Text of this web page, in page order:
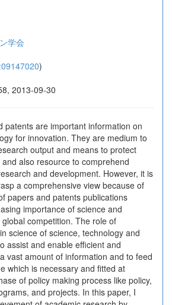
学会
)
2013-09-30
patents are important information on
for innovation. They are medium to
output and means to protect
also resource to comprehend
and development. However, it is
a comprehensive view because of
papers and patents publications
importance of science and
competition. The role of
science of science, technology and
assist and enable efficient and
vast amount of information and to feed
which is necessary and fitted at
of policy making process like policy,
and projects. In this paper, I